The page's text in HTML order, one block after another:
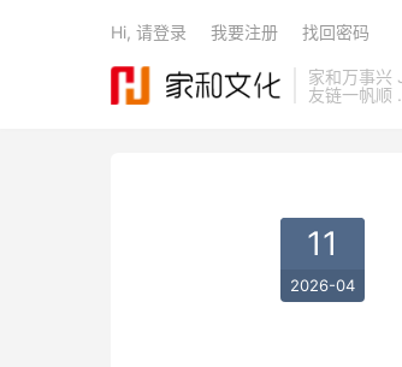
家和万事兴
友链一帆顺
Hi, 请登录 我要注册 找回密码
11
2026-04